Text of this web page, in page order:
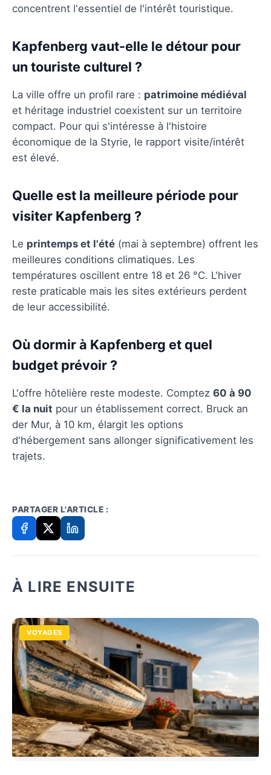
concentrent l'essentiel de l'intérêt touristique.
Kapfenberg vaut-elle le détour pour
un touriste culturel ?
La ville offre un profil rare : patrimoine médiéval
et héritage industriel coexistent sur un territoire
compact. Pour qui s'intéresse à l'histoire
économique de la Styrie, le rapport visite/intérêt
est élevé.
Quelle est la meilleure période pour
visiter Kapfenberg ?
Le printemps et l'été (mai à septembre) offrent les
meilleures conditions climatiques. Les
températures oscillent entre 18 et 26 °C. L'hiver
reste praticable mais les sites extérieurs perdent
de leur accessibilité.
Où dormir à Kapfenberg et quel
budget prévoir ?
L'offre hôtelière reste modeste. Comptez 60 à 90
€ la nuit pour un établissement correct. Bruck an
der Mur, à 10 km, élargit les options
d'hébergement sans allonger significativement les
trajets.
PARTAGER L'ARTICLE :
À LIRE ENSUITE
VOYAGES